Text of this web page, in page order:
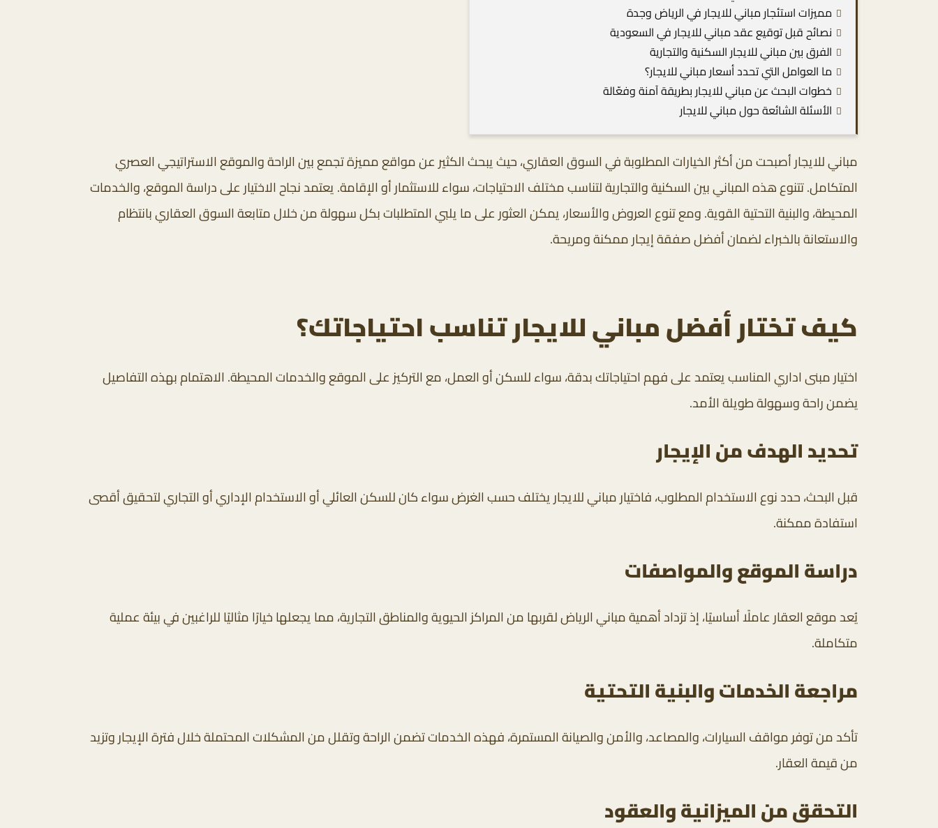
مميزات استئجار مباني للايجار في الرياض وجدة
نصائح قبل توقيع عقد مباني للايجار في السعودية
الفرق بين مباني للايجار السكنية والتجارية
ما العوامل التي تحدد أسعار مباني للايجار؟
خطوات البحث عن مباني للايجار بطريقة آمنة وفعّالة
الأسئلة الشائعة حول مباني للايجار
مباني للايجار أصبحت من أكثر الخيارات المطلوبة في السوق العقاري، حيث يبحث الكثير عن مواقع مميزة تجمع بين الراحة والموقع الاستراتيجي العصري
المتكامل. تتنوع هذه المباني بين السكنية والتجارية لتناسب مختلف الاحتياجات، سواء للاستثمار أو الإقامة. يعتمد نجاح الاختيار على دراسة الموقع، والخدمات
المحيطة، والبنية التحتية القوية. ومع تنوع العروض والأسعار، يمكن العثور على ما يلبي المتطلبات بكل سهولة من خلال متابعة السوق العقاري بانتظام
والاستعانة بالخبراء لضمان أفضل صفقة إيجار ممكنة ومريحة.
كيف تختار أفضل مباني للايجار تناسب احتياجاتك؟
اختيار مبنى اداري المناسب يعتمد على فهم احتياجاتك بدقة، سواء للسكن أو العمل، مع التركيز على الموقع والخدمات المحيطة. الاهتمام بهذه التفاصيل
يضمن راحة وسهولة طويلة الأمد.
تحديد الهدف من الإيجار
قبل البحث، حدد نوع الاستخدام المطلوب، فاختيار مباني للايجار يختلف حسب الغرض سواء كان للسكن العائلي أو الاستخدام الإداري أو التجاري لتحقيق أقصى
استفادة ممكنة.
دراسة الموقع والمواصفات
يُعد موقع العقار عاملًا أساسيًا، إذ تزداد أهمية مباني الرياض لقربها من المراكز الحيوية والمناطق التجارية، مما يجعلها خيارًا مثاليًا للراغبين في بيئة عملية
متكاملة.
مراجعة الخدمات والبنية التحتية
تأكد من توفر مواقف السيارات، والمصاعد، والأمن والصيانة المستمرة، فهذه الخدمات تضمن الراحة وتقلل من المشكلات المحتملة خلال فترة الإيجار وتزيد
من قيمة العقار.
التحقق من الميزانية والعقود